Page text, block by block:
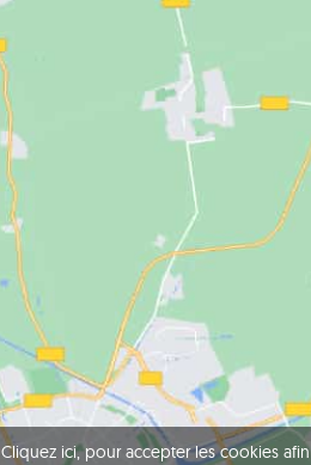
Cliquez ici, pour accepter les cookies afin